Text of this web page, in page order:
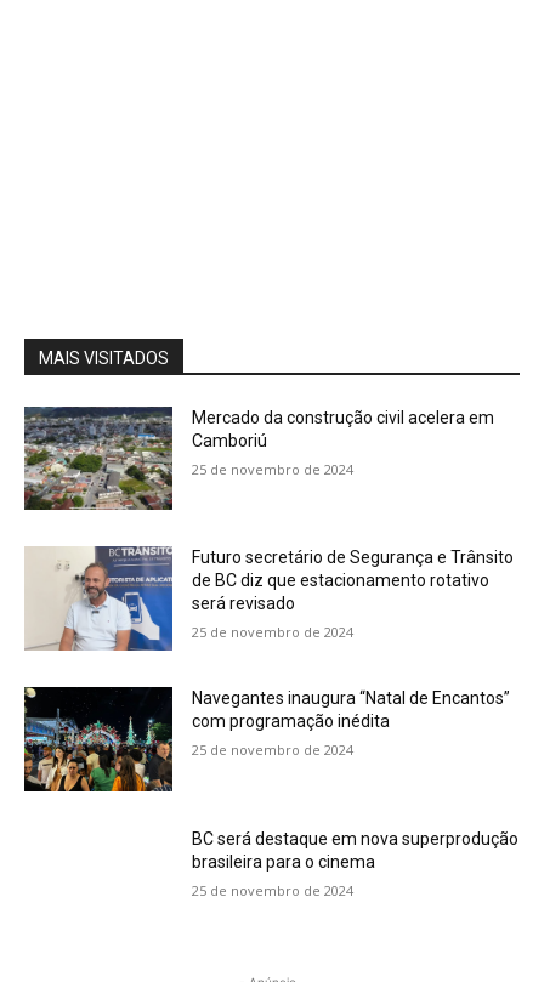
MAIS VISITADOS
Mercado da construção civil acelera em
Camboriú
25 de novembro de 2024
Futuro secretário de Segurança e Trânsito
de BC diz que estacionamento rotativo
será revisado
25 de novembro de 2024
Navegantes inaugura “Natal de Encantos”
com programação inédita
25 de novembro de 2024
BC será destaque em nova superprodução
brasileira para o cinema
25 de novembro de 2024